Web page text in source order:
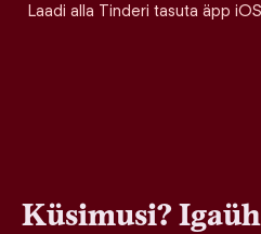
Laadi alla Tinderi tasuta äpp
Küsimusi?